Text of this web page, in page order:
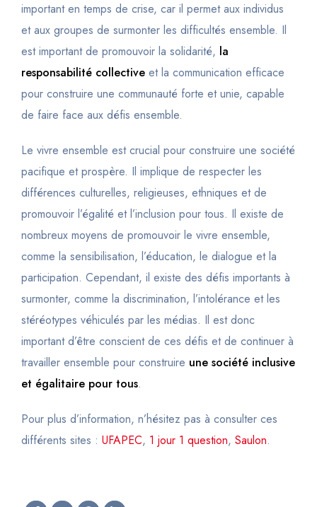
important en temps de crise, car il permet aux individus
et aux groupes de surmonter les difficultés ensemble. Il
est important de promouvoir la solidarité, la
responsabilité collective et la communication efficace
pour construire une communauté forte et unie, capable
de faire face aux défis ensemble.
Le vivre ensemble est crucial pour construire une société
pacifique et prospère. Il implique de respecter les
différences culturelles, religieuses, ethniques et de
promouvoir l’égalité et l’inclusion pour tous. Il existe de
nombreux moyens de promouvoir le vivre ensemble,
comme la sensibilisation, l’éducation, le dialogue et la
participation. Cependant, il existe des défis importants à
surmonter, comme la discrimination, l’intolérance et les
stéréotypes véhiculés par les médias. Il est donc
important d’être conscient de ces défis et de continuer à
travailler ensemble pour construire une société inclusive
et égalitaire pour tous.
Pour plus d’information, n’hésitez pas à consulter ces
différents sites : UFAPEC, 1 jour 1 question, Saulon.